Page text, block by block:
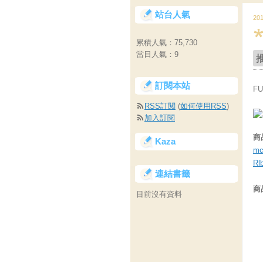
商
商
站台人氣
累積人氣： 75,730
當日人氣： 9
訂閱本站
RSS訂閱 (如何使用RSS)
加入訂閱
Kaza
連結書籤
目前沒有資料